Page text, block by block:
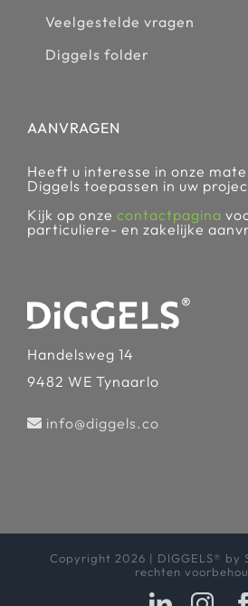
Veelgestelde vragen
Diggels folder
AANVRAGEN
Heeft u interesse in onze
Diggels toepassen in uw
Kijk op onze contactpagina
particuliere- en zakelijke
Handelsweg 14
9482 WE Tynaarlo
info@diggels.co
Copyright 2026 | DIGGELS® by
rechten